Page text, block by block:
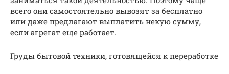
всего они самостоятельно вывозят за бесплатно
или даже предлагают выплатить некую сумму,
если агрегат еще работает.
Груды бытовой техники, готовящейся к переработке